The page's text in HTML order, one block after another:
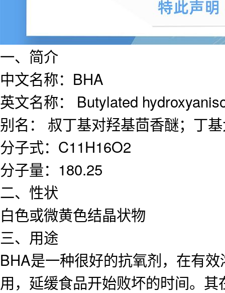
一、简介
中文名称：BHA
英文名称： Butylated
别名： 叔丁基对羟基茴香醚；丁
分子式：C11H16O2
分子量：180.25
二、性状
白色或微黄色结晶状物
三、用途
BHA是一种很好的抗氧剂，在有
用，延缓食品开始败坏的时间。